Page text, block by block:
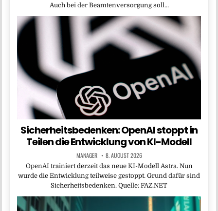
Auch bei der Beamtenversorgung soll…
Sicherheitsbedenken: OpenAI stoppt in
Teilen die Entwicklung von KI-Modell
MANAGER 8. AUGUST 2026
OpenAI trainiert derzeit das neue KI-Modell Astra. Nun
wurde die Entwicklung teilweise gestoppt. Grund dafür sind
Sicherheitsbedenken. Quelle: FAZ.NET